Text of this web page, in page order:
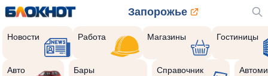
Запорожье
Новости Работа Магазины Гостиницы
Авто
Бары
Справочник